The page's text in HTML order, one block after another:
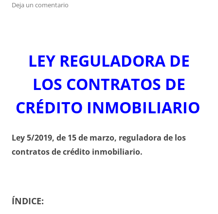
Deja un comentario
LEY REGULADORA DE
LOS CONTRATOS DE
CRÉDITO INMOBILIARIO
Ley 5/2019, de 15 de marzo, reguladora de los
contratos de crédito inmobiliario.
ÍNDICE: